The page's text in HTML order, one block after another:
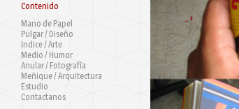
Contenido
Mano de Papel
Pulgar / Diseño
Indice / Arte
Medio / Humor
Anular / Fotografía
Meñique / Arquitectura
Estudio
Contactanos